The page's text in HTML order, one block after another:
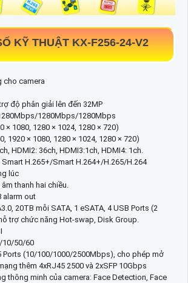
KỸ THUẬT KX-F256-24-V2
cho camera
độ phân giải lên đến 32MP
1280Mbps/1280Mbps
× 1080, 1280 × 1024, 1280 × 720)
1920 × 1080, 1280 × 1024, 1280 × 720)
HDMI2: 36ch, HDMI3:1ch, HDMI4: 1ch.
Smart H.265+/Smart H.264+/H.265/H.264
lúc
âm thanh hai chiều.
alarm out
20TB mỗi SATA, 1 eSATA, 4 USB Ports (2
trợ chức năng Hot-swap, Disk Group.
10/50/60
Ports (10/100/1000/2500Mbps), cho phép mở
thêm 4xRJ45 2500 và 2xSFP 10Gbps
thông minh của camera: Face Detection, Face